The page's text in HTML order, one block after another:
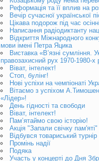
Реформація та її вплив на
Вечір сучасної української
Цікава подорож під час
Написання радіодиктанту
Відкриття Міжнародного
мови імені Петра Яцика
Виставка «В’язні сумління.
правозахисний рух 1970-1980-х
Віват, інтелект!
Стоп, булінг!
Нові успіхи на чемпіонаті
Вітаємо з успіхом
«Лідер»!
День гідності та свободи
Віват, інтелект!
Пам’ятаймо свою історію!
Акція "Запали свічку пам'яті"
Відбувся товариський
Промінь надії
Подяка
Участь у концерті до Дня